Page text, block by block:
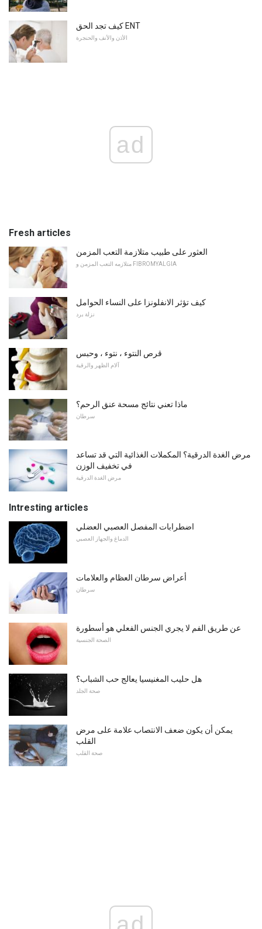
كيف تجد الحق ENT
الأذن والأنف والحنجرة
ad
Fresh articles
العثور على طبيب متلازمة التعب المزمن
متلازمه التعب المزمن و FIBROMYALGIA
كيف تؤثر الانفلونزا على النساء الحوامل
نزلة برد
قرص النتوء ، نتوء ، وحبس
آلام الظهر والرقبة
ماذا تعني نتائج مسحة عنق الرحم؟
سرطان
مرض الغدة الدرقية؟ المكملات الغذائية التي قد تساعد
في تخفيف الوزن
مرض الغدة الدرقية
Intresting articles
اضطرابات المفصل العصبي العضلي
الدماغ والجهاز العصبي
أعراض سرطان العظام والعلامات
سرطان
عن طريق الفم لا يجري الجنس الفعلي هو أسطورة
الصحة الجنسية
هل حليب المغنيسيا يعالج حب الشباب؟
صحة الجلد
يمكن أن يكون ضعف الانتصاب علامة على مرض
القلب
صحة القلب